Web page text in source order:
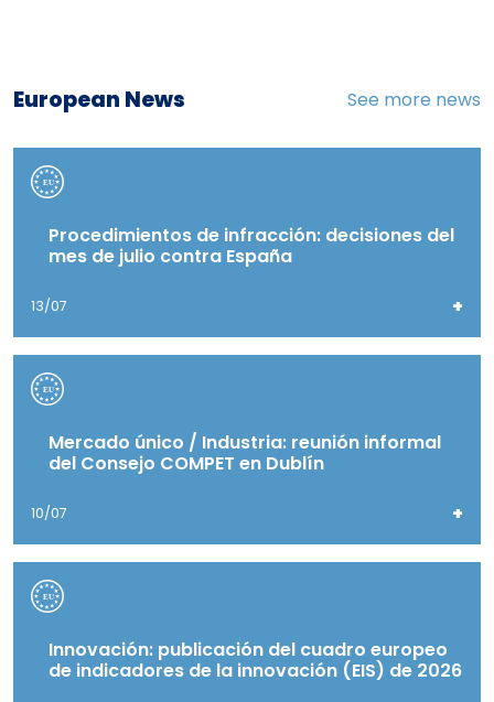
European News See more news
Procedimientos de infracción: decisiones del
mes de julio contra España
13/07 +
Mercado único / Industria: reunión informal
del Consejo COMPET en Dublín
10/07 +
Innovación: publicación del cuadro europeo
de indicadores de la innovación (EIS) de 2026